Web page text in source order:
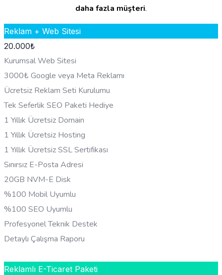
daha fazla müşteri.
Reklam + Web Sitesi
20.000₺
Kurumsal Web Sitesi
3000₺ Google veya Meta Reklamı
Ücretsiz Reklam Seti Kurulumu
Tek Seferlik SEO Paketi Hediye
1 Yıllık Ücretsiz Domain
1 Yıllık Ücretsiz Hosting
1 Yıllık Ücretsiz SSL Sertifikası
Sınırsız E-Posta Adresi
20GB NVM-E Disk
%100 Mobil Uyumlu
%100 SEO Uyumlu
Profesyonel Teknik Destek
Detaylı Çalışma Raporu
Reklamlı E-Ticaret Paketi